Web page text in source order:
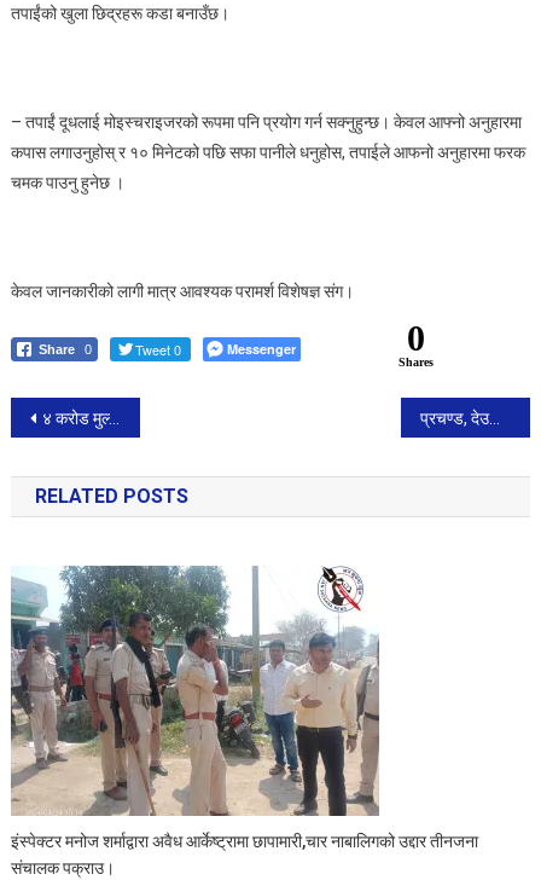
तपाईंको खुला छिद्रहरू कडा बनाउँछ।
– तपाईं दूधलाई मोइस्चराइजरको रूपमा पनि प्रयोग गर्न सक्नुहुन्छ। केवल आफ्नो अनुहारमा
कपास लगाउनुहोस् र १० मिनेटको पछि सफा पानीले धनुहोस, तपाईले आफनो अनुहारमा फरक
चमक पाउनु हुनेछ ।
केवल जानकारीको लागी मात्र आवश्यक परामर्श विशेषज्ञ संग।
Share 0 Tweet 0 Messenger 0
Shares
Post
navigation
४ करोड मुल्य बराबर सुनका ५२ वटा बिस्कुटसहित दुई भारतीय पक्राउ प्रचण्ड, देउवा र ओलीबीचको भेटवार्ता सशंकित, प्रेम सुवालले सोधे- फिल्म देखाउन हो ?’
RELATED POSTS
इंस्पेक्टर मनोज शर्माद्वारा अवैध आर्केष्ट्रामा छापामारी,चार नाबालिगको उद्दार तीनजना
संचालक पक्राउ।